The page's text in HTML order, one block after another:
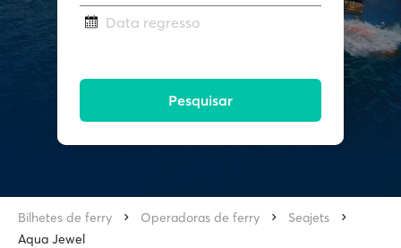
Data regresso
Pesquisar
Bilhetes de ferry Operadoras de ferry
Seajets
Aqua Jewel